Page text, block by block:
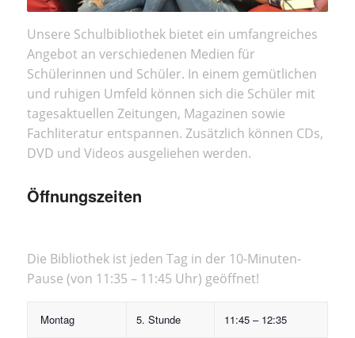
Unsere Schulbibliothek bietet ein umfangreiches
Angebot an verschiedenen Medien für
Schülerinnen und Schüler. In einem gemütlichen
und ruhigen Umfeld können sich die Schüler mit
tagesaktuellen Zeitungen, Magazinen sowie
Fachliteratur entspannen. Zusätzlich können CDs,
DVD und Videos ausgeliehen werden.
Öffnungszeiten
Die Bibliothek ist jeden Tag in der 10-Minuten-
Pause (von 11:35 – 11:45 Uhr) geöffnet!
Montag 5. Stunde 11:45 – 12:35